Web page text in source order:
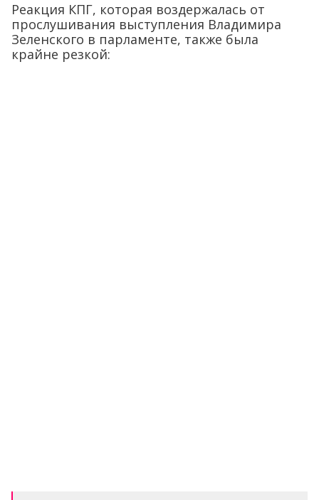
Реакция КПГ, которая воздержалась от
прослушивания выступления Владимира
Зеленского в парламенте, также была
крайне резкой: